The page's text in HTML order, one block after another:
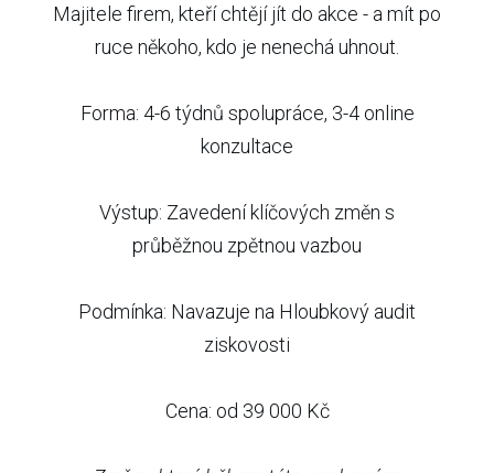
Majitele firem, kteří chtějí jít do akce - a mít po
ruce někoho, kdo je nenechá uhnout.
Forma: 4-6 týdnů spolupráce, 3-4 online
konzultace
Výstup: Zavedení klíčových změn s
průběžnou zpětnou vazbou
Podmínka: Navazuje na Hloubkový audit
ziskovosti
Cena: od 39 000 Kč